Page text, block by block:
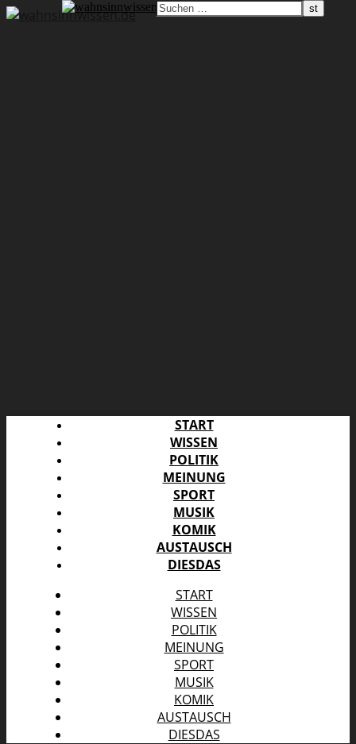
START
WISSEN
POLITIK
MEINUNG
SPORT
MUSIK
KOMIK
AUSTAUSCH
DIESDAS
START
WISSEN
POLITIK
MEINUNG
SPORT
MUSIK
KOMIK
AUSTAUSCH
DIESDAS